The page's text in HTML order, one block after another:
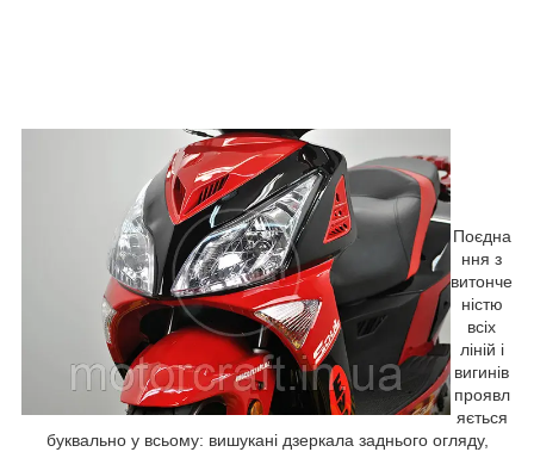
Поєдна
ння з
витонче
ністю
всіх
ліній і
вигинів
проявл
яється
буквально у всьому: вишукані дзеркала заднього огляду,